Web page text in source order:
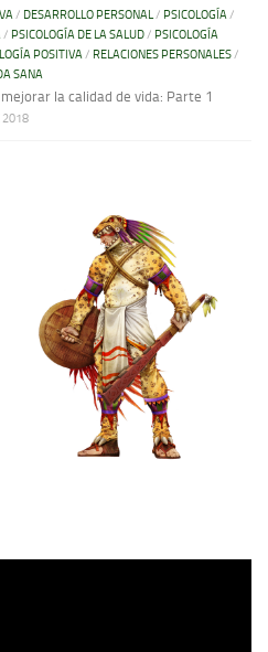
/ DESARROLLO PERSONAL/ PSICOLOGÍA/
/ PSICOLOGÍA DE LA SALUD/ PSICOLOGÍA
POSITIVA/ RELACIONES PERSONALES/
SANA
la calidad de vida: Parte 1
2018